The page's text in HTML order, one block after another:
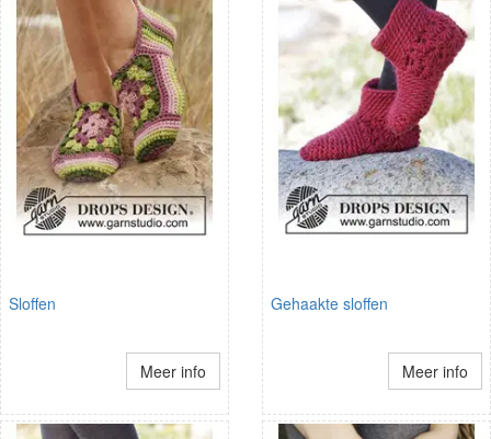
Sloffen
Meer info
Gehaakte sloffen
Meer info